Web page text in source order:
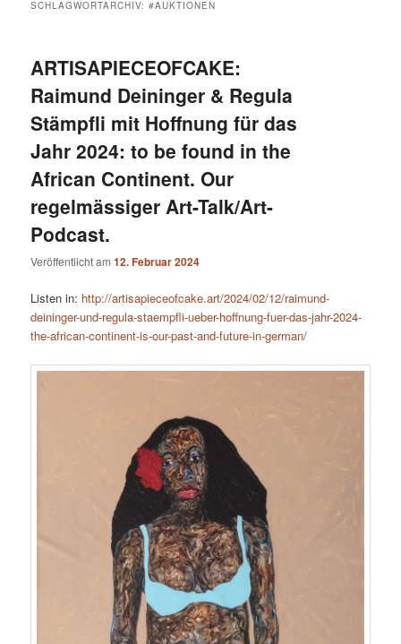
SCHLAGWORTARCHIV:#AUKTIONEN
ARTISAPIECEOFCAKE:
Raimund Deininger & Regula
Stämpfli mit Hoffnung für das
Jahr 2024: to be found in the
African Continent. Our
regelmässiger Art-Talk/Art-
Podcast.
Veröffentlicht am12. Februar 2024
Listen in: http://artisapieceofcake.art/2024/02/12/raimund-
deininger-und-regula-staempfli-ueber-hoffnung-fuer-das-jahr-2024-
the-african-continent-is-our-past-and-future-in-german/